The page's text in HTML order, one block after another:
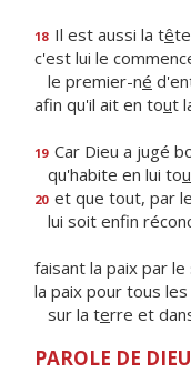
18 Il est aussi la tê
c'est lui le
le premier-né
afin qu'il ait en tout
19 Car Dieu a jugé
qu'habite en lui tou
20 et que tout, par
lui soit enfn
faisant la paix par le
la paix pour tous
sur la terre et
PAROLE DE